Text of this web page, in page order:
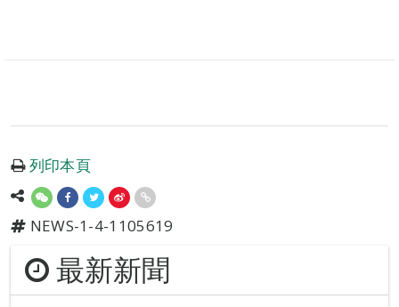
列印本頁
NEWS-1-4-1105619
最新新聞